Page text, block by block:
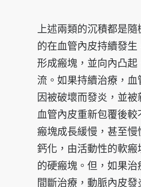
上述兩類的沉積都是
的在血管內皮持續發生
形成瘢塊，並向內凸起
流。如果持續治療，血
因被破壞而發炎，並被
血管內皮重新包覆後較
瘢塊成長緩慢，甚至慢
鈣化，由活動性的軟瘢
的硬瘢塊。但，如果治
間斷治療，動脈內皮發